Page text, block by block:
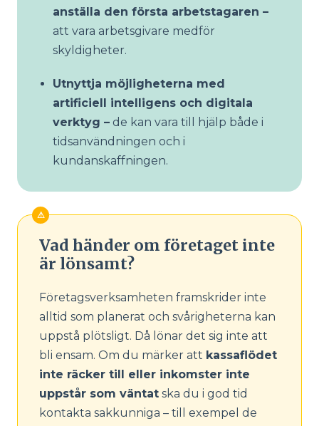
anställa den första arbetstagaren –
att vara arbetsgivare medför
skyldigheter.
Utnyttja möjligheterna med
artificiell intelligens och digitala
verktyg – de kan vara till hjälp både i
tidsanvändningen och i
kundanskaffningen.
Vad händer om företaget inte
är lönsamt?
Företagsverksamheten framskrider inte
alltid som planerat och svårigheterna kan
uppstå plötsligt. Då lönar det sig inte att
bli ensam. Om du märker att kassaflödet
inte räcker till eller inkomster inte
uppstår som väntat ska du i god tid
kontakta sakkunniga – till exempel de